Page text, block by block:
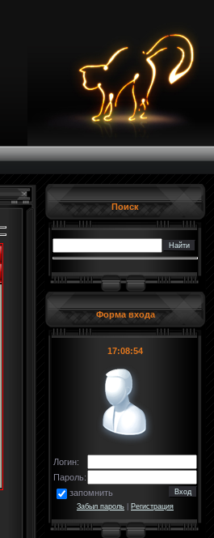
Поиск
Форма входа
17:08:55
Логин:
Пароль:
запомнить
Забыл пароль Регистрация